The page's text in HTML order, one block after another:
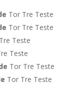
Tor Tre Teste
Tor Tre Teste
Teste
Teste
Tor Tre Teste
Tor Tre Teste